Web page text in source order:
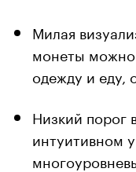
Милая
монеты можно
одежду и еду,
Низкий порог
интуитивном